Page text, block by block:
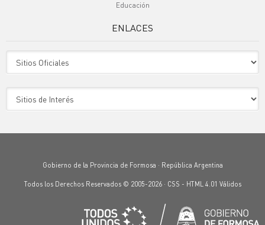
Educación
ENLACES
Gobierno de la Provincia de Formosa · República Argentina
Todos los Derechos Reservados © 2005-2026 · CSS - HTML 4.01 Válidos